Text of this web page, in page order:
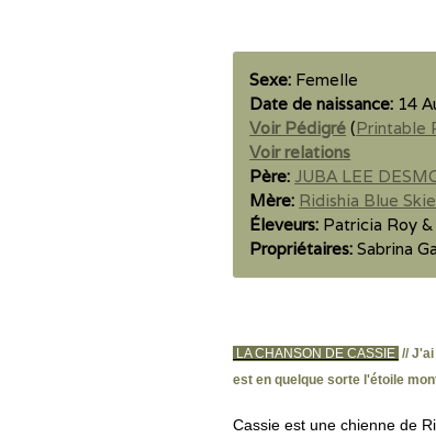
Sexe: Femelle
Date de naissance: 14
Voir Pédigré (Printable
Voir relations
Père: JUBA LEE
Mère: Ridishia Blue
Éleveurs: Patricia Roy
Propriétaires:Sabrina
LA CHANSON DE CASSIE //
est en quelque sorte l'étoile
Cassie est une chienne de